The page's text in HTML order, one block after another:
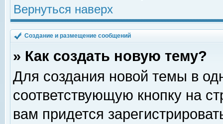
Вернуться наверх
Создание и размещение сообщений
» Как создать новую тему?
Для создания новой темы в
соответствующую кнопку на
вам придется